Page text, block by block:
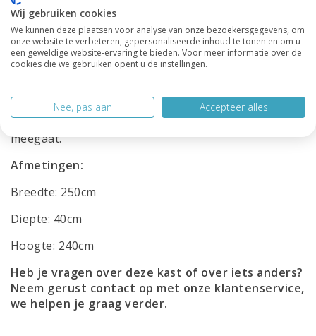
zorgen we ervoor dat de kast perfect past in jouw
ruimte. De Vakkenkast Malediven is dus niet alleen
een blikvanger, maar ook een duurzame en
praktische oplossing op maat.
hoogwaardige vakkenkast die klasse uitstraalt,
volledig naar wens samen te stellen is, en jarenlang
meegaat.
Afmetingen:
Breedte: 250cm
Diepte: 40cm
Hoogte: 240cm
Heb je vragen over deze kast of over iets anders?
Neem gerust contact op met onze klantenservice,
we helpen je graag verder.
Wij gebruiken cookies
We kunnen deze plaatsen voor analyse van onze bezoekersgegevens, om
onze website te verbeteren, gepersonaliseerde inhoud te tonen en om u
een geweldige website-ervaring te bieden. Voor meer informatie over de
cookies die we gebruiken opent u de instellingen.
Nee, pas aan Accepteer alles